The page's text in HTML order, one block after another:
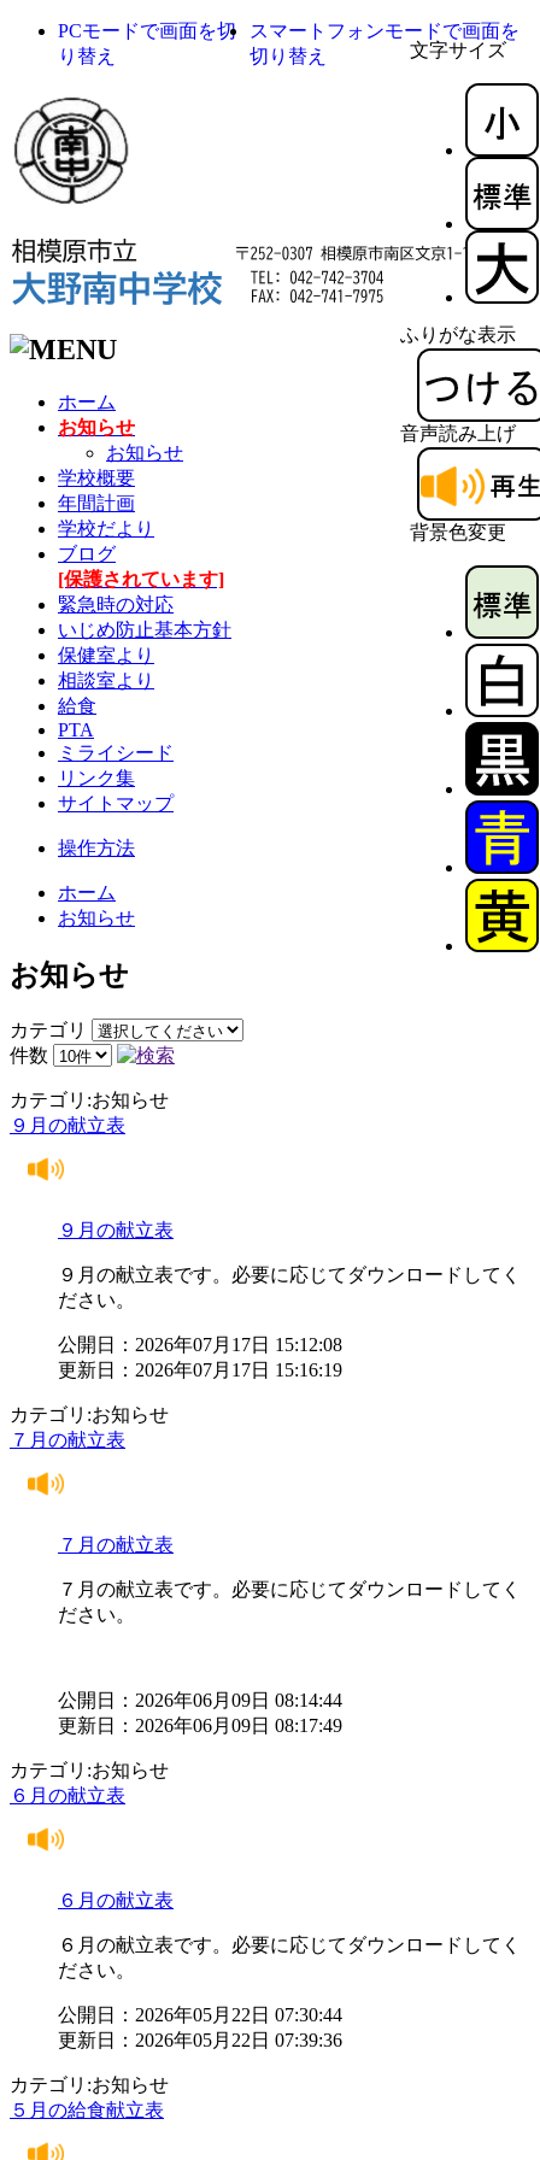
文字サイズ
ふりがな表示
音声読み上げ
背景色変更
PCモードで画面を切
り替え
スマートフォンモードで画面を
切り替え
ホーム
お知らせ
お知らせ
学校概要
年間計画
学校だより
ブログ
[保護されています]
緊急時の対応
いじめ防止基本方針
保健室より
相談室より
給食
PTA
ミライシード
リンク集
サイトマップ
操作方法
ホーム
お知らせ
お知らせ
カテゴリ
件数
カテゴリ:お知らせ
９月の献立表
９月の献立表
９月の献立表です。必要に応じてダウンロードしてく
ださい。
公開日：2026年07月17日 15:12:08
更新日：2026年07月17日 15:16:19
カテゴリ:お知らせ
７月の献立表
７月の献立表
７月の献立表です。必要に応じてダウンロードしてく
ださい。
公開日：2026年06月09日 08:14:44
更新日：2026年06月09日 08:17:49
カテゴリ:お知らせ
６月の献立表
６月の献立表
６月の献立表です。必要に応じてダウンロードしてく
ださい。
公開日：2026年05月22日 07:30:44
更新日：2026年05月22日 07:39:36
カテゴリ:お知らせ
５月の給食献立表